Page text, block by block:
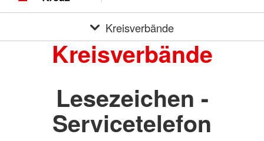
Kreisverbände
Kreisverbände
Lesezeichen -
Servicetelefon